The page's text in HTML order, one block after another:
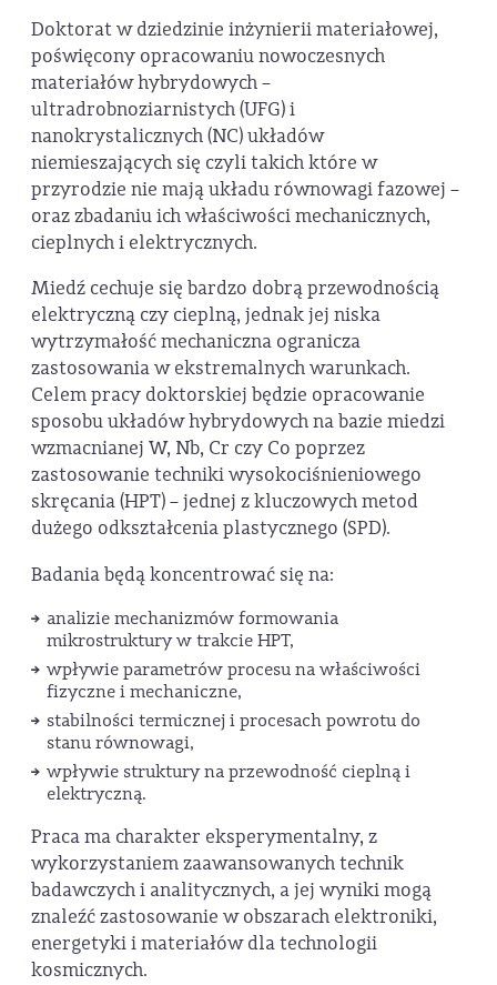
Doktorat w dziedzinie inżynierii materiałowej,
poświęcony opracowaniu nowoczesnych
materiałów hybrydowych –
ultradrobnoziarnistych (UFG) i
nanokrystalicznych (NC) układów
niemieszających się czyli takich które w
przyrodzie nie mają układu równowagi fazowej –
oraz zbadaniu ich właściwości mechanicznych,
cieplnych i elektrycznych.
Miedź cechuje się bardzo dobrą przewodnością
elektryczną czy cieplną, jednak jej niska
wytrzymałość mechaniczna ogranicza
zastosowania w ekstremalnych warunkach.
Celem pracy doktorskiej będzie opracowanie
sposobu układów hybrydowych na bazie miedzi
wzmacnianej W, Nb, Cr czy Co poprzez
zastosowanie techniki wysokociśnieniowego
skręcania (HPT) – jednej z kluczowych metod
dużego odkształcenia plastycznego (SPD).
Badania będą koncentrować się na:
analizie mechanizmów formowania
mikrostruktury w trakcie HPT,
wpływie parametrów procesu na właściwości
fizyczne i mechaniczne,
stabilności termicznej i procesach powrotu do
stanu równowagi,
wpływie struktury na przewodność cieplną i
elektryczną.
Praca ma charakter eksperymentalny, z
wykorzystaniem zaawansowanych technik
badawczych i analitycznych, a jej wyniki mogą
znaleźć zastosowanie w obszarach elektroniki,
energetyki i materiałów dla technologii
kosmicznych.